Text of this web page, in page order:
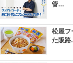
管...
松屋フ
た販路